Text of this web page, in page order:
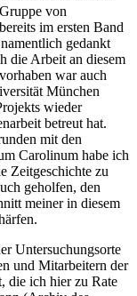
von
im ersten Band
gedankt
die Arbeit an diesem
war auch
München
wieder
betreut hat.
mit den
Carolinum habe ich
Zeitgeschichte zu
geholfen, den
meiner in diesem
Untersuchungsorte
und Mitarbeitern der
die ich hier zu Rate